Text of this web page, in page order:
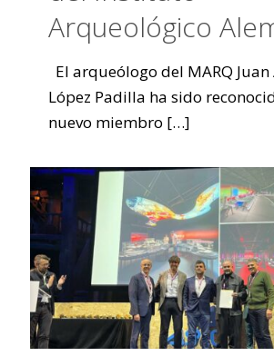
Arqueológico
El arqueólogo del MARQ
López Padilla ha sido
nuevo miembro […]